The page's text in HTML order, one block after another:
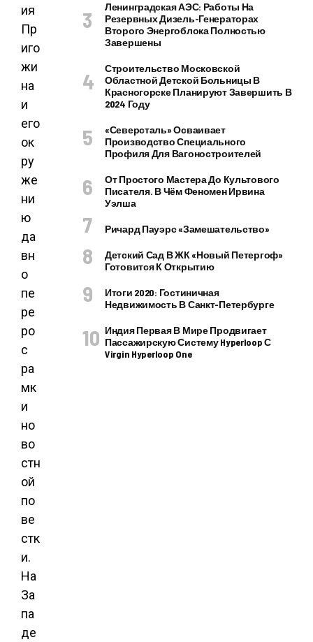
ия
Пр
иго
жи
на
и
его
ок
ру
же
ни
ю
да
вн
о
пе
ре
ро
с
ра
мк
и
но
во
стн
ой
по
ве
стк
и.
На
За
па
де
Ленинградская АЭС: Работы На
Резервных Дизель-Генераторах
Второго Энергоблока Полностью
Завершены
Строительство Московской
Областной Детской Больницы В
Красногорске Планируют Завершить В
2024 Году
«Северсталь» Осваивает
Производство Специального
Профиля Для Вагоностроителей
От Простого Мастера До Культового
Писателя. В Чём Феномен Ирвина
Уэлша
Ричард Пауэрс «Замешательство»
Детский Сад В ЖК «Новый Петергоф»
Готовится К Открытию
Итоги 2020: Гостиничная
Недвижимость В Санкт-Петербурге
Индия Первая В Мире Продвигает
Пассажирскую Систему Hyperloop С
Virgin Hyperloop One